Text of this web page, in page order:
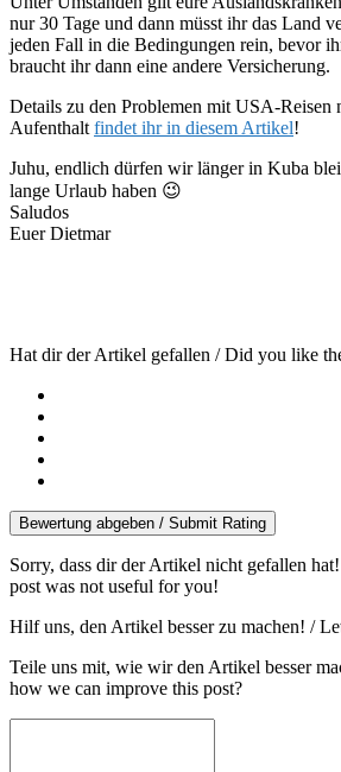
nur 30 Tage und dann müsst ihr das Land
jeden Fall in die Bedingungen rein, bevor
braucht ihr dann eine andere Versicherung.
Details zu den Problemen mit USA-Reisen
Aufenthalt findet ihr in diesem Artikel!
Juhu, endlich dürfen wir länger in Kuba
lange Urlaub haben 😉
Saludos
Euer Dietmar
Hat dir der Artikel gefallen / Did you like
Bewertung abgeben / Submit Rating
Sorry, dass dir der Artikel nicht gefallen
post was not useful for you!
Hilf uns, den Artikel besser zu machen! /
Teile uns mit, wie wir den Artikel besser
how we can improve this post?